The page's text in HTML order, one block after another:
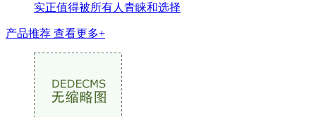
实正值得被所有人青睐和选择
产品推荐 查看更多+